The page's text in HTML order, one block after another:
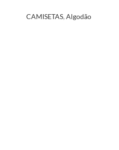
CAMISETAS, Algodão